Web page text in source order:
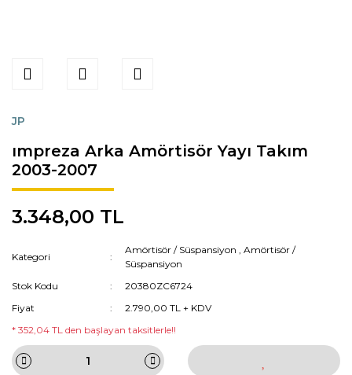
JP
ımpreza Arka Amörtisör Yayı Takım
2003-2007
3.348,00 TL
Kategori
Amörtisör / Süspansiyon ,Amörtisör /
Süspansiyon
Stok Kodu
20380ZC6724
Fiyat
2.790,00 TL + KDV
* 352,04 TL den başlayan taksitlerle!!